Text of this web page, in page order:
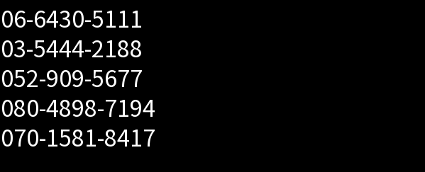
06-6430-5111
03-5444-2188
052-909-5677
080-4898-7194
070-1581-8417